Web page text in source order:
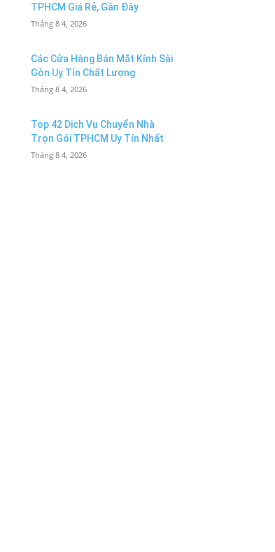
TPHCM Giá Rẻ, Gần Đây
Tháng 8 4, 2026
Các Cửa Hàng Bán Mắt Kính Sài
Gòn Uy Tín Chất Lượng
Tháng 8 4, 2026
Top 42 Dịch Vụ Chuyển Nhà
Trọn Gói TPHCM Uy Tín Nhất
Tháng 8 4, 2026